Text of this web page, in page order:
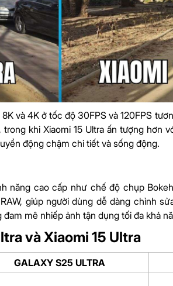
và 4K ở tốc độ 30FPS và 120FPS
khi Xiaomi 15 Ultra ấn tượng hơn
động chậm chi tiết và sống động.
năng cao cấp như chế độ chụp
giúp người dùng dễ dàng chỉnh
mê nhiếp ảnh tận dụng tối đa khả
vàXiaomi 15 Ultra
GALAXY S25 ULTRA